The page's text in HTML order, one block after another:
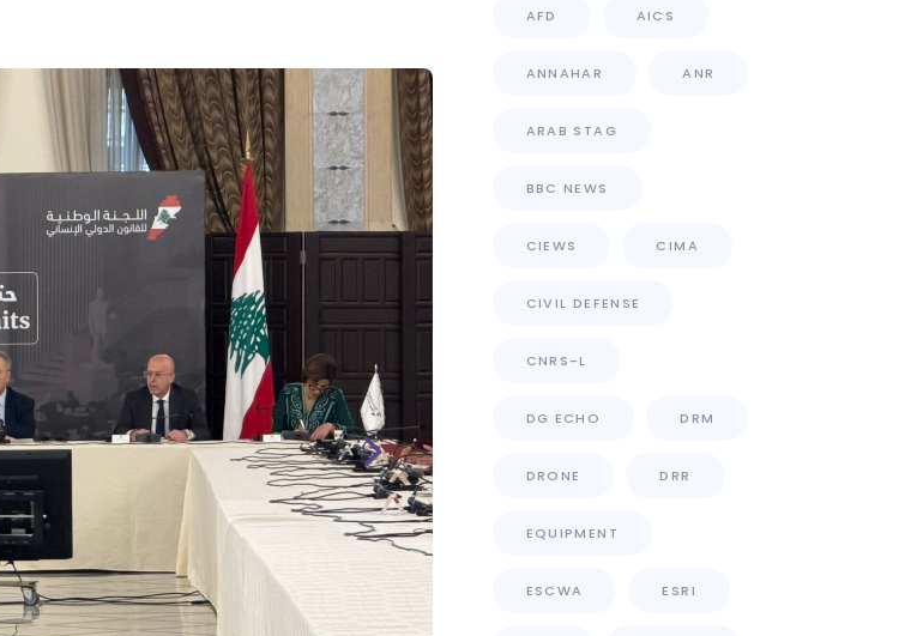
AFD AICS
ANNAHAR ANR
ARAB STAG
BBC NEWS
CIEWS CIMA
CIVIL DEFENSE
CNRS-L
DG ECHO DRM
DRONE DRR
EQUIPMENT
ESCWA ESRI